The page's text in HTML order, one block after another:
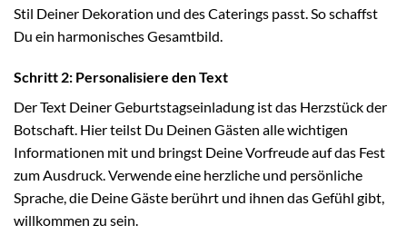
Stil Deiner Dekoration und des Caterings passt. So schaffst
Du ein harmonisches Gesamtbild.
Schritt 2: Personalisiere den Text
Der Text Deiner Geburtstagseinladung ist das Herzstück der
Botschaft. Hier teilst Du Deinen Gästen alle wichtigen
Informationen mit und bringst Deine Vorfreude auf das Fest
zum Ausdruck. Verwende eine herzliche und persönliche
Sprache, die Deine Gäste berührt und ihnen das Gefühl gibt,
willkommen zu sein.